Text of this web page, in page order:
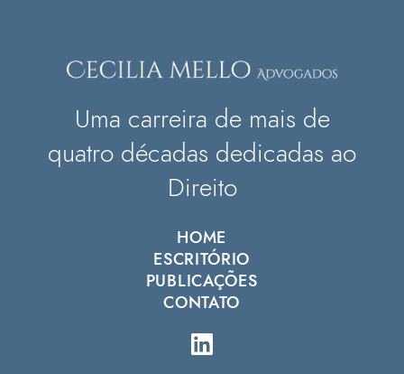
Uma carreira de mais de
quatro décadas dedicadas ao
Direito
HOME
ESCRITÓRIO
PUBLICAÇÕES
CONTATO